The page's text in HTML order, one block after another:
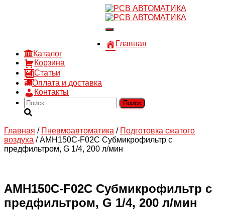
Войти
Переключить
навигацию
Главная
Каталог
Корзина
Статьи
Оплата и доставка
Контакты
Найти:
Главная / Пневмоавтоматика / Подготовка сжатого
воздуха / AMH150C-F02C Субмикрофильтр с
предфильтром, G 1/4, 200 л/мин
AMH150C-F02C Субмикрофильтр с
предфильтром, G 1/4, 200 л/мин